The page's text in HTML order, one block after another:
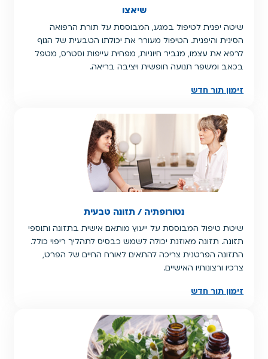
שיאצו
שיטה יפנית לטיפול במגע, המבוססת על תורת הרפואה
הסינית והיפנית. הטיפול מעורר את יכולתו הטבעית של הגוף
לרפא את עצמו, מגביר חיוניות, מפחית עייפות וסטרס, מטפל
בכאב ומשפר תנועה חופשית ויציבה בריאה.
זימון תור חדש
נטורופתיה / תזונה טבעית
שיטת טיפול המבוססת על ייעוץ מותאם אישית בתזונה ותוספי
תזונה. תזונה מאוזנת יכולה לשמש כבסיס לתהליך ריפוי כולל.
התזונה הפרטנית צריכה להתאים לאורח החיים של הפרט,
צרכיו ורצונותיו האישיים.
זימון תור חדש